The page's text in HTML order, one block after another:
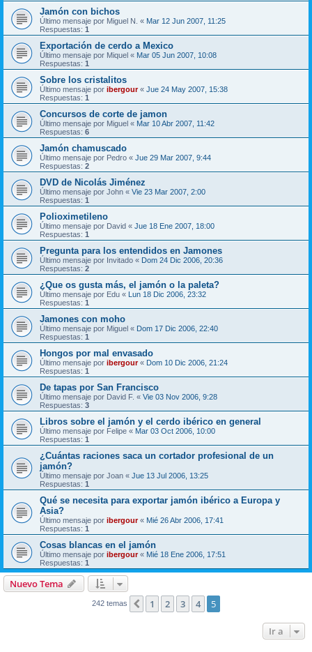
Jamón con bichos
Último mensaje por Miguel N. « Mar 12 Jun 2007, 11:25
Respuestas: 1
Exportación de cerdo a Mexico
Último mensaje por Miquel « Mar 05 Jun 2007, 10:08
Respuestas: 1
Sobre los cristalitos
Último mensaje por ibergour« Jue 24 May 2007, 15:38
Respuestas: 1
Concursos de corte de jamon
Último mensaje por Miguel « Mar 10 Abr 2007, 11:42
Respuestas: 6
Jamón chamuscado
Último mensaje por Pedro « Jue 29 Mar 2007, 9:44
Respuestas: 2
DVD de Nicolás Jiménez
Último mensaje por John « Vie 23 Mar 2007, 2:00
Respuestas: 1
Polioximetileno
Último mensaje por David « Jue 18 Ene 2007, 18:00
Respuestas: 1
Pregunta para los entendidos en Jamones
Último mensaje por Invitado « Dom 24 Dic 2006, 20:36
Respuestas: 2
¿Que os gusta más, el jamón o la paleta?
Último mensaje por Edu « Lun 18 Dic 2006, 23:32
Respuestas: 1
Jamones con moho
Último mensaje por Miguel « Dom 17 Dic 2006, 22:40
Respuestas: 1
Hongos por mal envasado
Último mensaje por ibergour« Dom 10 Dic 2006, 21:24
Respuestas: 1
De tapas por San Francisco
Último mensaje por David F. « Vie 03 Nov 2006, 9:28
Respuestas: 3
Libros sobre el jamón y el cerdo ibérico en general
Último mensaje por Felipe « Mar 03 Oct 2006, 10:00
Respuestas: 1
¿Cuántas raciones saca un cortador profesional de un
jamón?
Último mensaje por Joan « Jue 13 Jul 2006, 13:25
Respuestas: 1
Qué se necesita para exportar jamón ibérico a Europa y
Asia?
Último mensaje por ibergour« Mié 26 Abr 2006, 17:41
Respuestas: 1
Cosas blancas en el jamón
Último mensaje por ibergour« Mié 18 Ene 2006, 17:51
Respuestas: 1
Nuevo Tema
242 temas Anterior
1 2 3 4 5
Ir a